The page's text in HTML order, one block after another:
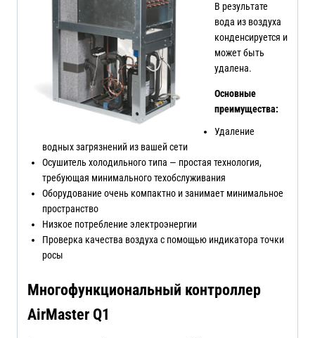
В результате
вода из воздуха
конденсируется и
может быть
удалена.
Основные
преимущества:
Удаление
водных загрязнений из вашей сети
Осушитель холодильного типа — простая технология,
требующая минимального техобслуживания
Оборудование очень компактно и занимает минимальное
пространство
Низкое потребление электроэнергии
Проверка качества воздуха с помощью индикатора точки
росы
Многофункциональный контроллер
AirMaster Q1